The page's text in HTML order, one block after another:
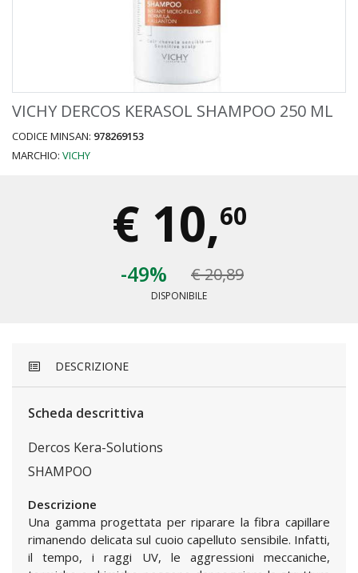
VICHY DERCOS KERASOL SHAMPOO 250 ML
CODICE MINSAN: 978269153
MARCHIO: VICHY
€ 10,60
-49% € 20,89
DISPONIBILE
DESCRIZIONE
Scheda descrittiva
Dercos Kera-Solutions
SHAMPOO
Descrizione
Una gamma progettata per riparare la fibra capillare
rimanendo delicata sul cuoio capelluto sensibile. Infatti,
il tempo, i raggi UV, le aggressioni meccaniche,